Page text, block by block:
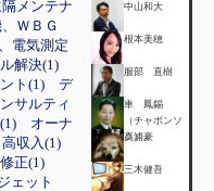
メンテナ
ＷＢＧ
電気測定
解決(1)
ト(1)
デ
サルティ
オーナ
高収入(1)
正(1)
ェット
中山和大
根本美穂
服部 直樹
車 鳳錫
（チャボンソ
ク）
高浦豪
三木健吾